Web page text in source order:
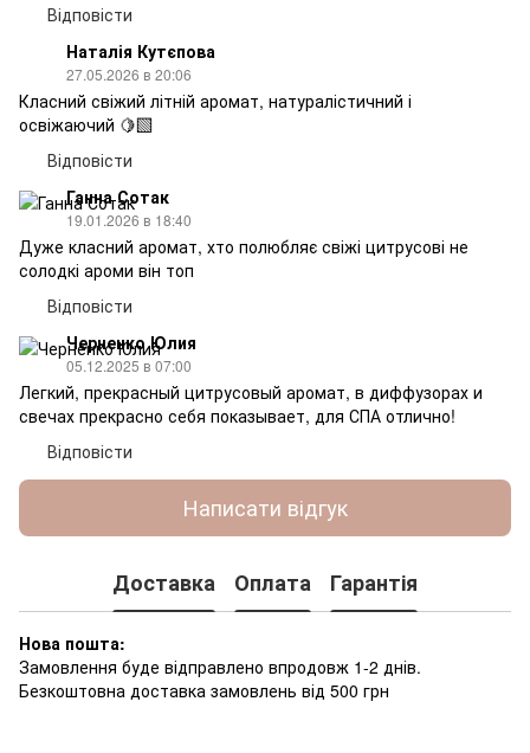
Відповісти
Наталія Кутєпова
27.05.2026 в 20:06
Класний свіжий літній аромат, натуралістичний і
освіжаючий 🍋‍🟩
Відповісти
Ганна Сотак
19.01.2026 в 18:40
Дуже класний аромат, хто полюбляє свіжі цитрусові не
солодкі ароми він топ
Відповісти
Черненко Юлия
05.12.2025 в 07:00
Легкий, прекрасный цитрусовый аромат, в диффузорах и
свечах прекрасно себя показывает, для СПА отлично!
Відповісти
Написати відгук
Доставка Оплата Гарантія
Нова пошта:
Замовлення буде відправлено впродовж 1-2 днів.
Безкоштовна доставка замовлень від 500 грн